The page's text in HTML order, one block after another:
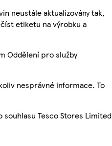
neustále aktualizovány tak,
etiketu na výrobku a
Oddělení pro služby
nesprávné informace. To
Tesco Stores Limited